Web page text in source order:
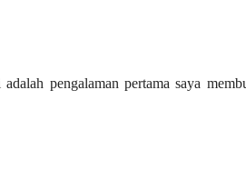
pengalaman pertama saya